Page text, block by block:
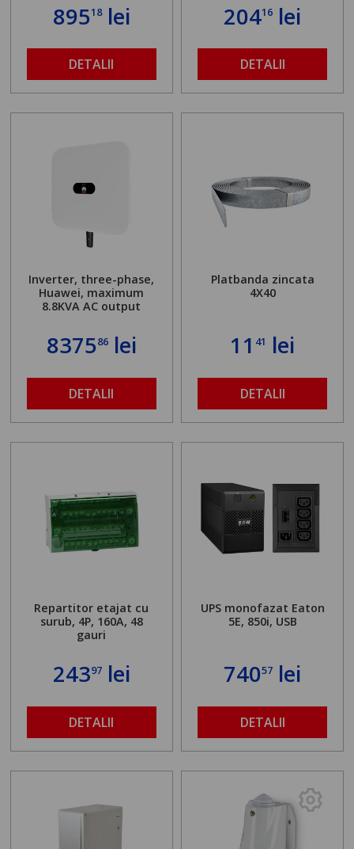
89518lei
DETALII
20416 lei
DETALII
Inverter, three-phase,
Huawei, maximum
8.8KVA AC output
837586lei
DETALII
Platbanda zincata
4X40
11 41 lei
DETALII
Repartitor etajat cu
surub, 4P, 160A, 48
gauri
24397lei
DETALII
UPS monofazat Eaton
5E, 850i, USB
74057 lei
DETALII